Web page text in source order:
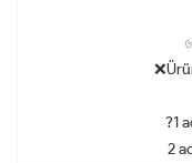
?1
2